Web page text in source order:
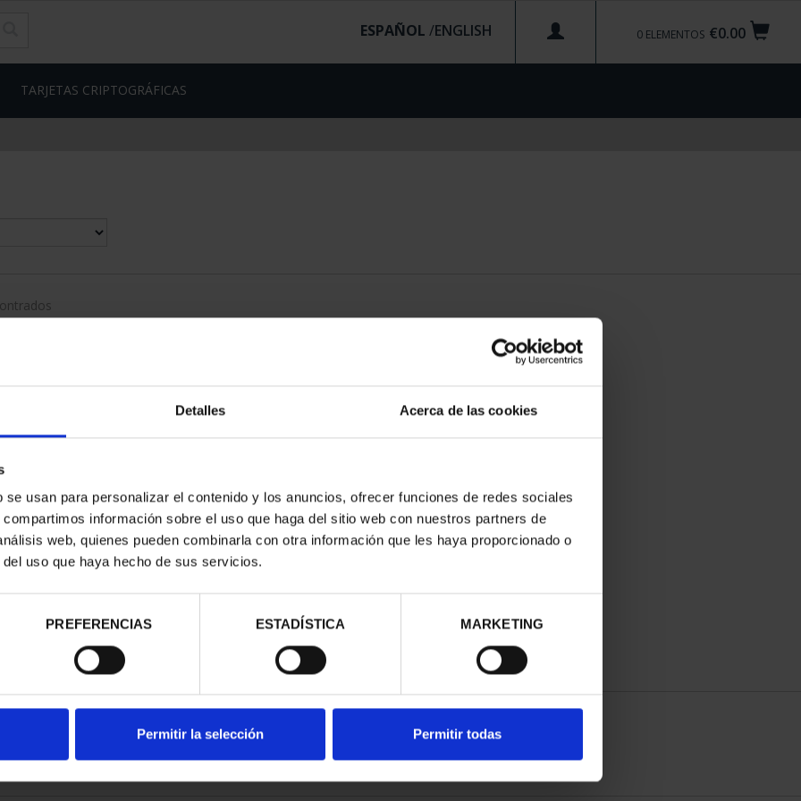
Detalles Acerca de las cookies
usan para personalizar el contenido y los anuncios, ofrecer funciones de redes sociales
información sobre el uso que haga del sitio web con nuestros partners de
web, quienes pueden combinarla con otra información que les haya proporcionado o
uso que haya hecho de sus servicios.
PREFERENCIAS ESTADÍSTICA MARKETING
Permitir la selección Permitir todas
€0.00
0 ELEMENTOS
ESPAÑOL /
TARJETAS CRIPTOGRÁFICAS
DE GOYA-